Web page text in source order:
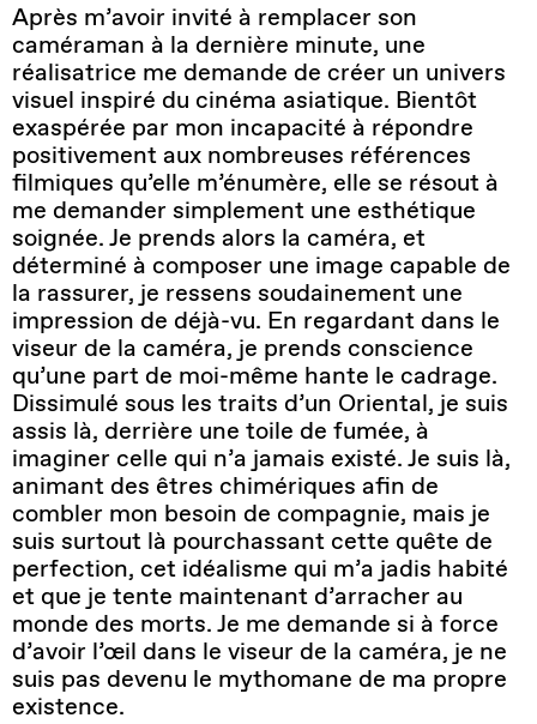
Après m’avoir invité à remplacer son
caméraman à la dernière minute, une
réalisatrice me demande de créer un univers
visuel inspiré du cinéma asiatique. Bientôt
exaspérée par mon incapacité à répondre
positivement aux nombreuses références
filmiques qu’elle m’énumère, elle se résout à
me demander simplement une esthétique
soignée. Je prends alors la caméra, et
déterminé à composer une image capable de
la rassurer, je ressens soudainement une
impression de déjà-vu. En regardant dans le
viseur de la caméra, je prends conscience
qu’une part de moi-même hante le cadrage.
Dissimulé sous les traits d’un Oriental, je suis
assis là, derrière une toile de fumée, à
imaginer celle qui n’a jamais existé. Je suis là,
animant des êtres chimériques afin de
combler mon besoin de compagnie, mais je
suis surtout là pourchassant cette quête de
perfection, cet idéalisme qui m’a jadis habité
et que je tente maintenant d’arracher au
monde des morts. Je me demande si à force
d’avoir l’œil dans le viseur de la caméra, je ne
suis pas devenu le mythomane de ma propre
existence.